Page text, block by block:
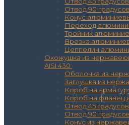
Отвод 90
Конус
Переход
Тройник
Врезка
Цеппелин
Окожушка из
AISI 430
Оболочка из
Заглушка из
Короб на
Короб на фланец
Отвод 45
Отвод 90
Конус из